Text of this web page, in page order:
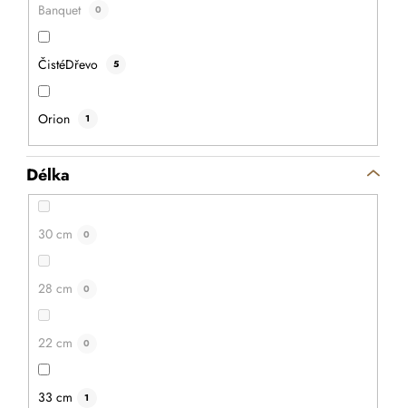
Banquet 0
ČistéDřevo 5
Orion 1
Délka
30 cm 0
28 cm 0
22 cm 0
33 cm 1